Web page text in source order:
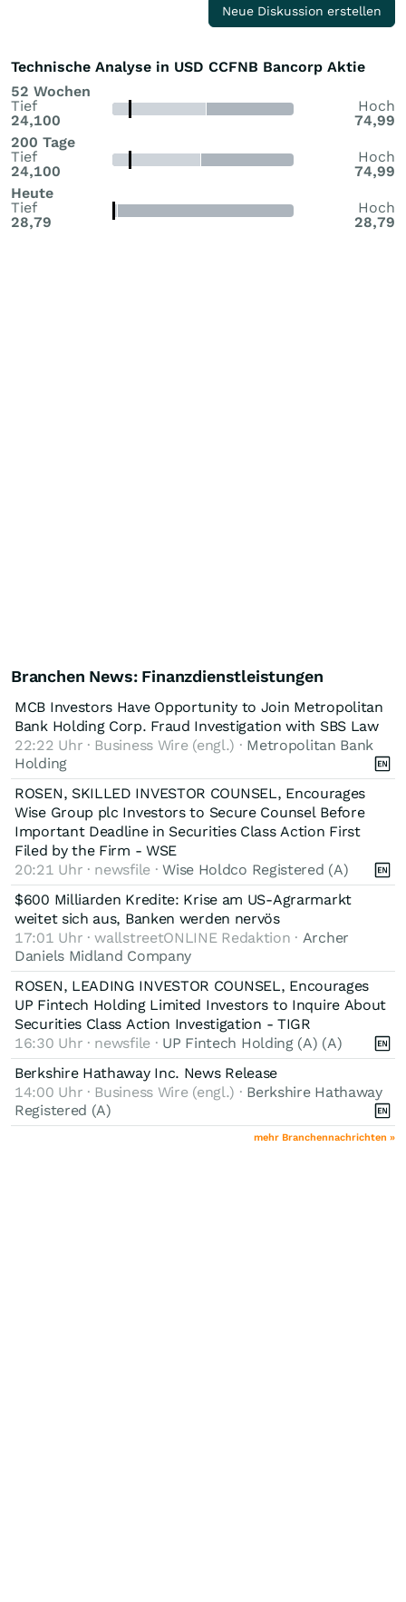
Neue Diskussion erstellen
Technische Analyse in USD CCFNB Bancorp Aktie
52 Wochen
Tief
24,100
Hoch
74,99
200 Tage
Tief
24,100
Hoch
74,99
Heute
Tief
28,79
Hoch
28,79
Branchen News: Finanzdienstleistungen
MCB Investors Have Opportunity to Join Metropolitan
Bank Holding Corp. Fraud Investigation with SBS Law
22:22 Uhr · Business Wire (engl.) · Metropolitan Bank
Holding
ROSEN, SKILLED INVESTOR COUNSEL, Encourages
Wise Group plc Investors to Secure Counsel Before
Important Deadline in Securities Class Action First
Filed by the Firm - WSE
20:21 Uhr · newsfile ·Wise Holdco Registered (A)
$600 Milliarden Kredite: Krise am US-Agrarmarkt
weitet sich aus, Banken werden nervös
17:01 Uhr · wallstreetONLINE Redaktion · Archer
Daniels Midland Company
ROSEN, LEADING INVESTOR COUNSEL, Encourages
UP Fintech Holding Limited Investors to Inquire About
Securities Class Action Investigation - TIGR
16:30 Uhr · newsfile · UP Fintech Holding (A) (A)
Berkshire Hathaway Inc. News Release
14:00 Uhr · Business Wire (engl.) · Berkshire Hathaway
Registered (A)
mehr Branchennachrichten »